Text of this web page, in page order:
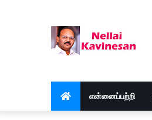
என்னைப்பற்றி